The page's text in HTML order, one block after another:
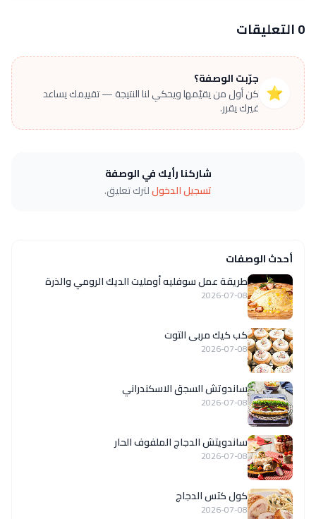
0 التعليقات
⭐
جرّبت الوصفة؟
كن أول من يقيّمها ويحكي لنا النتيجة — تقييمك يساعد
غيرك يقرر.
شاركنا رأيك في الوصفة
تسجيل الدخوللترك تعليق.
أحدث الوصفات
طريقة عمل سوفليه أومليت الديك الرومي والذرة
2026-07-08
كب كيك مربى التوت
2026-07-08
ساندوتش السجق الاسكندراني
2026-07-08
ساندويتش الدجاج الملفوف الحار
2026-07-08
كول كتس الدجاج
2026-07-08